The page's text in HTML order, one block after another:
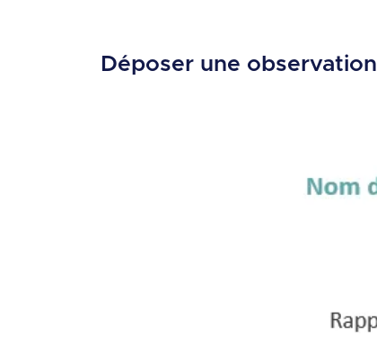
Déposer une observation